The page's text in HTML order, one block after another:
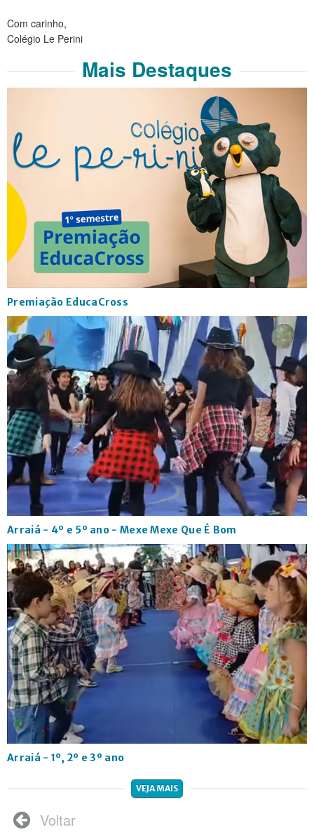
Com carinho,
Colégio Le Perini
Mais Destaques
Premiação EducaCross
Arraiá - 4º e 5º ano - Mexe Mexe Que É Bom
Arraiá - 1º, 2º e 3º ano
VEJA MAIS
 Voltar